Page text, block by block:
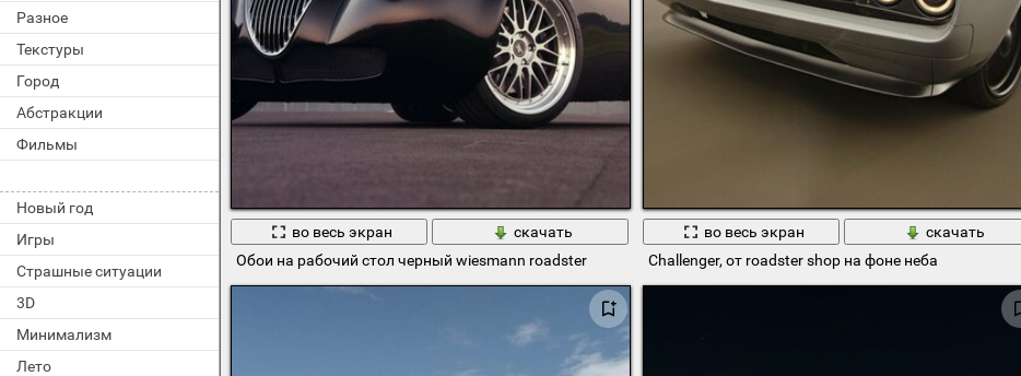
Разное
Текстуры
Город
Абстракции
Фильмы
Новый год
Игры
Страшные ситуации
3D
Минимализм
Лето
во весь экран
скачать
Обои на рабочий стол черный wiesmann roadster
во весь экран
скачать
Challenger, от roadster shop на фоне неба